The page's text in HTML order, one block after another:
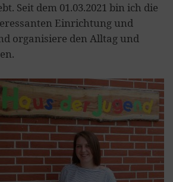
Seit dem 01.03.2021 bin ich die
Einrichtung und
organisiere den Alltag und